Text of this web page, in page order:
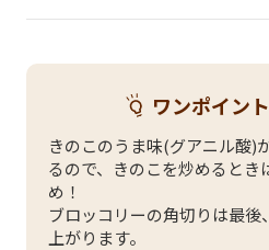
ワンポイン
きのこのうま味(グアニル酸
るので、きのこを炒めると
め！
ブロッコリーの角切りは最
上がります。